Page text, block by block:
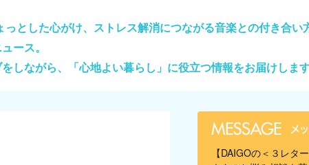
とした心がけ、ストレス解消につながる音楽との付き合い
ース。
しながら、「心地よい暮らし」に役立つ情報をお届けしま
【DAIGOの＜３レタ